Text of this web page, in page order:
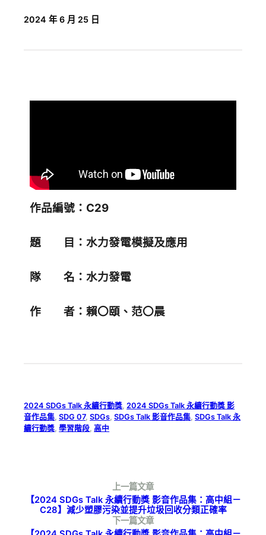
2024 年 6 月 25 日
作品編號：C29
題 目：水力發電模擬及應用
隊 名：水力發電
作 者：賴〇頤、范〇晨
2024 SDGs Talk 永續行動獎 2024 SDGs Talk 永續行動獎 影
音作品集 , SDG 07, SDGs , SDGs Talk 影音作品集 , SDGs Talk 永
續行動獎 , 學習階段 , 高中
上一篇文章
【2024 SDGs Talk 永續行動獎 影音作品集：高中組－
C28】減少塑膠污染並提升垃圾回收分類正確率
下一篇文章